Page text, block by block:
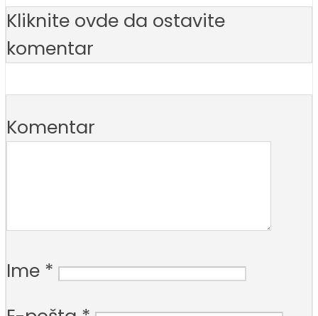
Kliknite ovde da ostavite
komentar
Komentar
Ime *